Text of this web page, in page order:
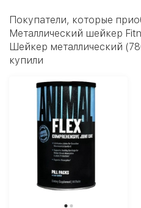
Покупатели, которые
Металлический шейкер
Шейкер металлический
купили